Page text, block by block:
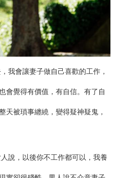
會讓妻子做自己喜歡的工作，
會覺得有價值，有自信。有了自
天被瑣事纏繞，變得疑神疑鬼，
，以後你不工作都可以，我養